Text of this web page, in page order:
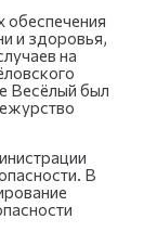
обеспечения
и здоровья,
на
Весёлый был
В